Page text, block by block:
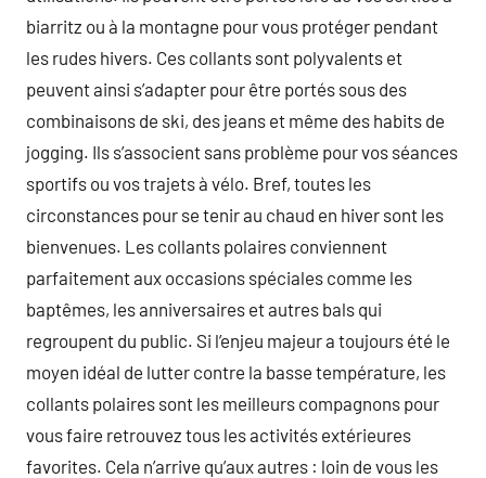
biarritz ou à la montagne pour vous protéger pendant
les rudes hivers. Ces collants sont polyvalents et
peuvent ainsi s’adapter pour être portés sous des
combinaisons de ski, des jeans et même des habits de
jogging. Ils s’associent sans problème pour vos séances
sportifs ou vos trajets à vélo. Bref, toutes les
circonstances pour se tenir au chaud en hiver sont les
bienvenues. Les collants polaires conviennent
parfaitement aux occasions spéciales comme les
baptêmes, les anniversaires et autres bals qui
regroupent du public. Si l’enjeu majeur a toujours été le
moyen idéal de lutter contre la basse température, les
collants polaires sont les meilleurs compagnons pour
vous faire retrouvez tous les activités extérieures
favorites. Cela n’arrive qu’aux autres : loin de vous les